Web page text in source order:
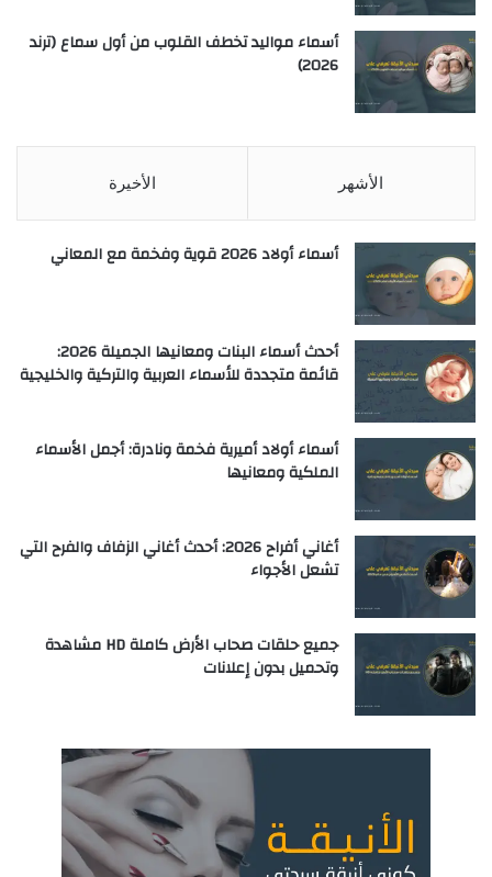
أسماء مواليد تخطف القلوب من أول سماع (ترند
2026)
الأشهر الأخيرة
أسماء أولاد 2026 قوية وفخمة مع المعاني
أحدث أسماء البنات ومعانيها الجميلة 2026:
قائمة متجددة للأسماء العربية والتركية والخليجية
أسماء أولاد أميرية فخمة ونادرة: أجمل الأسماء
الملكية ومعانيها
أغاني أفراح 2026: أحدث أغاني الزفاف والفرح التي
تشعل الأجواء
جميع حلقات صحاب الأرض كاملة HD مشاهدة
وتحميل بدون إعلانات